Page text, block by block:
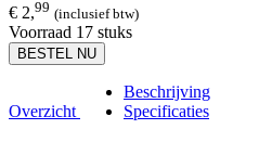
€ 2,99 (inclusief btw)
Voorraad 17 stuks
BESTEL NU
Overzicht
Beschrijving
Specificaties